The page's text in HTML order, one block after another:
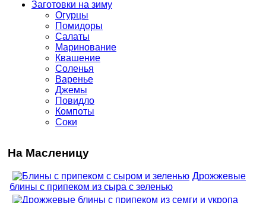
Заготовки на зиму
Огурцы
Помидоры
Салаты
Маринование
Квашение
Соленья
Варенье
Джемы
Повидло
Компоты
Соки
На Масленицу
Дрожжевые
блины с припеком из сыра с зеленью